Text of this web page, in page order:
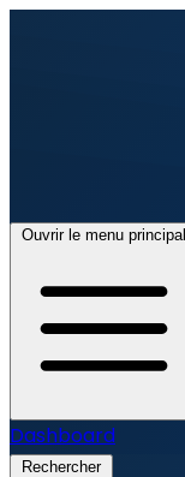
Ouvrir le menu principal
Dashboard
Rechercher